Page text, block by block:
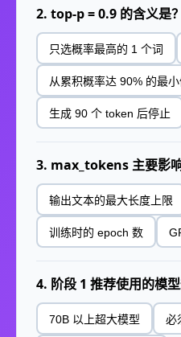
2. top-p = 0.9 的含义是？
只选概率最高的 1 个词
从累积概率达 90% 的最
生成 90 个 token 后停止
3. max_tokens 主要影响
输出文本的最大长度上限
训练时的 epoch 数
4. 阶段 1 推荐使用的模型
70B 以上超大模型 必